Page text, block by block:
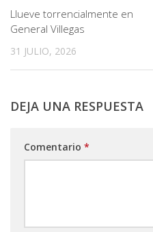
Llueve torrencialmente en
General Villegas
31 JULIO, 2026
DEJA UNA RESPUESTA
Comentario *